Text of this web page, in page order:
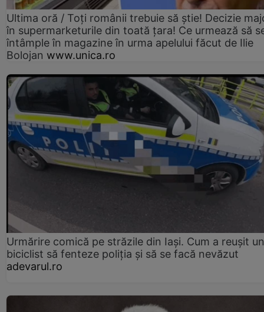
Ultima oră / Toți românii trebuie să știe! Decizie
în supermarketurile din toată țara! Ce urmează să
întâmple în magazine în urma apelului făcut de Ilie
Bolojan www.unica.ro
Urmărire comică pe străzile din Iași. Cum a reușit un
biciclist să fenteze poliția și să se facă nevăzut
adevarul.ro